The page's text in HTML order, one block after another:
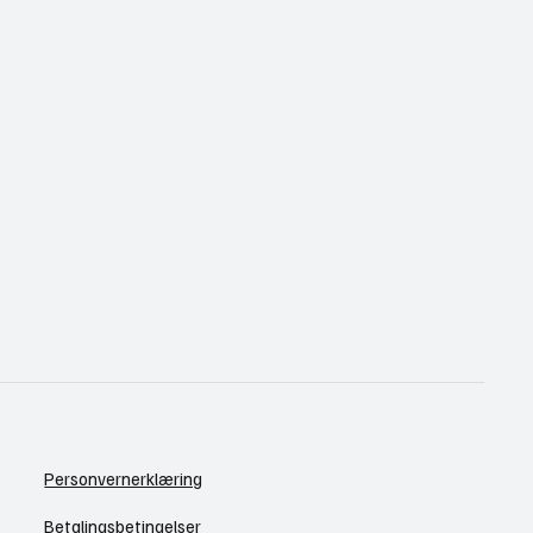
Personvernerklæring
Betalingsbetingelser